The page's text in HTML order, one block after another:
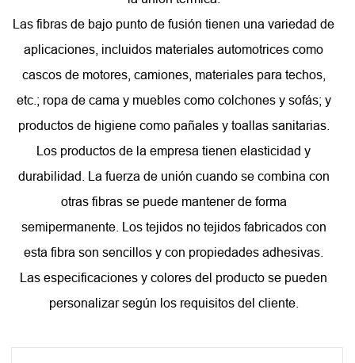
Las fibras de bajo punto de fusión tienen una variedad de
aplicaciones, incluidos materiales automotrices como
cascos de motores, camiones, materiales para techos,
etc.; ropa de cama y muebles como colchones y sofás; y
productos de higiene como pañales y toallas sanitarias.
Los productos de la empresa tienen elasticidad y
durabilidad. La fuerza de unión cuando se combina con
otras fibras se puede mantener de forma
semipermanente. Los tejidos no tejidos fabricados con
esta fibra son sencillos y con propiedades adhesivas.
Las especificaciones y colores del producto se pueden
personalizar según los requisitos del cliente.